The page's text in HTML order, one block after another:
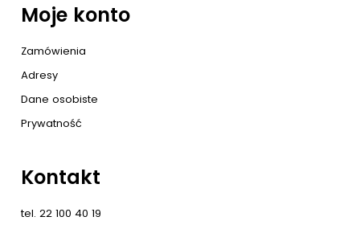
Moje konto
Zamówienia
Adresy
Dane osobiste
Prywatność
Kontakt
tel. 22 100 40 19